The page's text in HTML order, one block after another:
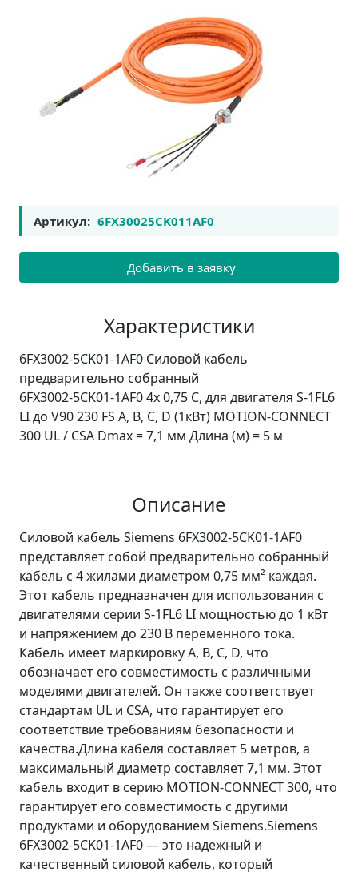
Артикул: 6FX30025CK011AF0
Добавить в заявку
Характеристики
6FX3002-5CK01-1AF0 Силовой кабель
предварительно собранный
6FX3002-5CK01-1AF0 4x 0,75 C, для двигателя S-1FL6
LI до V90 230 FS A, B, C, D (1кВт) MOTION-CONNECT
300 UL / CSA Dmax = 7,1 мм Длина (м) = 5 м
Описание
Силовой кабель Siemens 6FX3002-5CK01-1AF0
представляет собой предварительно собранный
кабель с 4 жилами диаметром 0,75 мм² каждая.
Этот кабель предназначен для использования с
двигателями серии S-1FL6 LI мощностью до 1 кВт
и напряжением до 230 В переменного тока.
Кабель имеет маркировку A, B, C, D, что
обозначает его совместимость с различными
моделями двигателей. Он также соответствует
стандартам UL и CSA, что гарантирует его
соответствие требованиям безопасности и
качества.Длина кабеля составляет 5 метров, а
максимальный диаметр составляет 7,1 мм. Этот
кабель входит в серию MOTION-CONNECT 300, что
гарантирует его совместимость с другими
продуктами и оборудованием Siemens.Siemens
6FX3002-5CK01-1AF0 — это надежный и
качественный силовой кабель, который